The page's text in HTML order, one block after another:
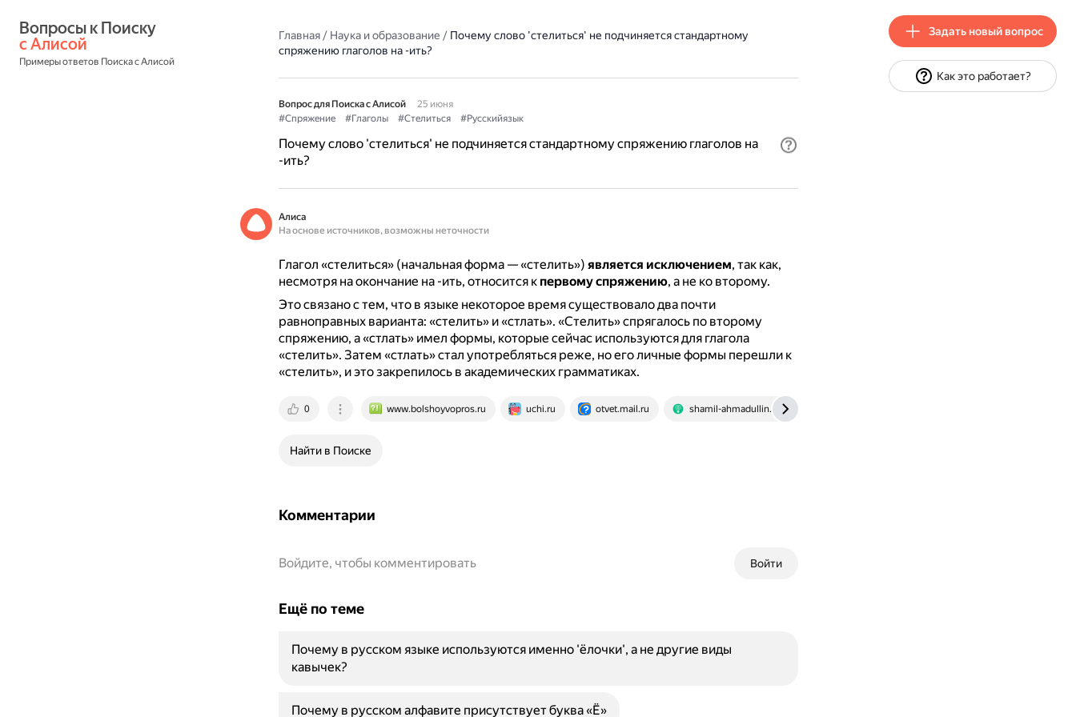
с Алисой
Примеры ответов Поиска с Алисой
Главная/ Наука и образование / Почему слово 'стелиться' не подчиняется стандартному
спряжению глаголов на -ить?
Вопрос для Поиска с Алисой
25 июня
#Спряжение
#Глаголы #Стелиться #Русскийязык
Почему слово 'стелиться' не подчиняется стандартному спряжению глаголов на
-ить?
Алиса
На основе источников, возможны неточности
Глагол «стелиться» (начальная форма — «стелить») является исключением, так как,
несмотря на окончание на -ить, относится к первому спряжению, а не ко второму.
Это связано с тем, что в языке некоторое время существовало два почти
равноправных варианта: «стелить» и «стлать». «Стелить» спрягалось по второму
спряжению, а «стлать» имел формы, которые сейчас используются для глагола
«стелить». Затем «стлать» стал употребляться реже, но его личные формы перешли к
«стелить», и это закрепилось в академических грамматиках.
0 www.bolshoyvopros.ru uchi.ru otvet.mail.ru shamil-ahmadullin.ru
Найти в Поиске
Комментарии
Войти
Войдите, чтобы комментировать
Ещё по теме
Почему в русском языке используются именно 'ёлочки', а не другие виды
кавычек?
Почему в русском алфавите присутствует буква «Ё»
Задать новый вопрос
Как это работает?